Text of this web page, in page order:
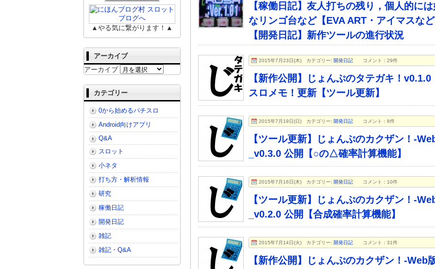
【稼働日記】友人打ちの残り，個人的に
なリンゴ台など【EVA ART・アイマスな
【開発日記】新作ツールの進行状況
2015年7月23日(木) カテゴリー: 開発日記 コメント：29件
【新作公開】じょんぷのタテガキ！v0.1.0
スロメモ！更新【ツール更新】
2015年7月19日(日) カテゴリー: 開発日記 コメント：8件
【ツール更新】じょんぷのカクザン！-
_v0.3.0 公開【○の△確率計算機能】
2015年7月16日(木) カテゴリー: 開発日記 コメント：10件
【ツール更新】じょんぷのカクザン！-
_v0.2.0 公開【合成確率計算機能】
2015年7月14日(火) カテゴリー: 開発日記 コメント：31件
【新作公開】じょんぷのカクザン！-Web
▲やる気に繋がります！▲
アーカイブ
アーカイブ
カテゴリー
0から始めるパチスロ
Android向けアプリ
Q&A
スロット
小ネタ
打ち方・解析情報
研究
稼働日記
開発日記
雑記
雑記・Q&A